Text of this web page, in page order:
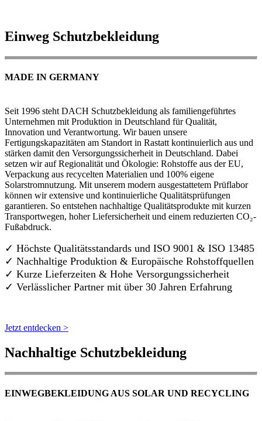
Einweg Schutzbekleidung
MADE IN GERMANY
Seit 1996 steht DACH Schutzbekleidung als familiengeführtes
Unternehmen mit Produktion in Deutschland für Qualität,
Innovation und Verantwortung. Wir bauen unsere
Fertigungskapazitäten am Standort in Rastatt kontinuierlich aus und
stärken damit den Versorgungssicherheit in Deutschland. Dabei
setzen wir auf Regionalität und Ökologie: Rohstoffe aus der EU,
Verpackung aus recycelten Materialien und 100% eigene
Solarstromnutzung. Mit unserem modern ausgestattetem Prüflabor
können wir extensive und kontinuierliche Qualitätsprüfungen
garantieren. So entstehen nachhaltige Qualitätsprodukte mit kurzen
Transportwegen, hoher Liefersicherheit und einem reduzierten CO₂-
Fußabdruck.
✓ Höchste Qualitätsstandards und ISO 9001 & ISO 13485
✓ Nachhaltige Produktion & Europäische Rohstoffquellen
✓ Kurze Lieferzeiten & Hohe Versorgungssicherheit
✓ Verlässlicher Partner mit über 30 Jahren Erfahrung
Jetzt entdecken >
Nachhaltige Schutzbekleidung
EINWEGBEKLEIDUNG AUS SOLAR UND RECYCLING